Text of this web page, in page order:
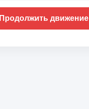
Продолжить движение